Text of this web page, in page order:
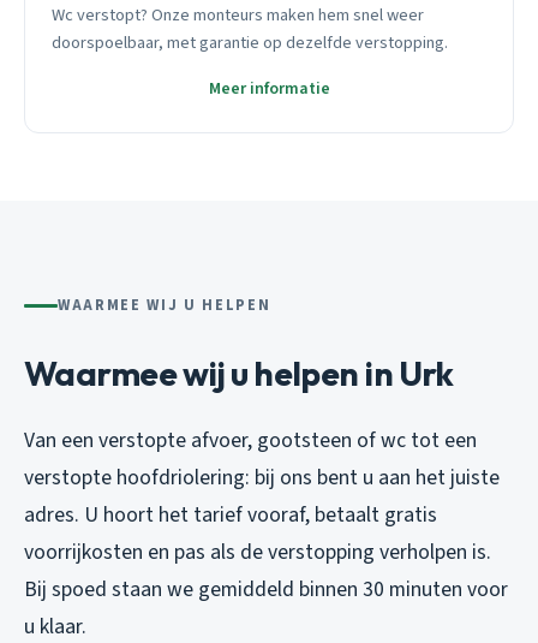
Wc verstopt? Onze monteurs maken hem snel weer
doorspoelbaar, met garantie op dezelfde verstopping.
Meer informatie
WAARMEE WIJ U HELPEN
Waarmee wij u helpen in Urk
Van een verstopte afvoer, gootsteen of wc tot een
verstopte hoofdriolering: bij ons bent u aan het juiste
adres. U hoort het tarief vooraf, betaalt gratis
voorrijkosten en pas als de verstopping verholpen is.
Bij spoed staan we gemiddeld binnen 30 minuten voor
u klaar.